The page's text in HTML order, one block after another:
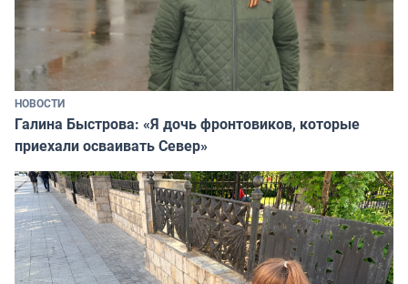
НОВОСТИ
Галина Быстрова: «Я дочь фронтовиков, которые
приехали осваивать Север»